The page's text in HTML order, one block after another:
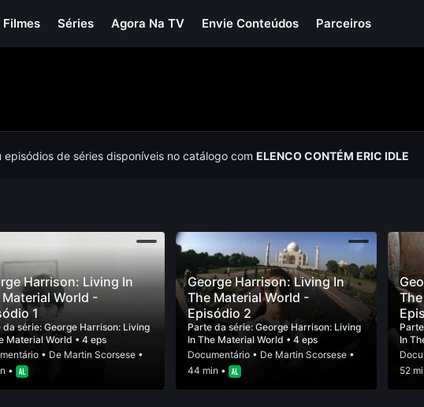
Filmes Séries Agora Na TV Envie Conteúdos Parceiros
episódios de séries disponíveis no catálogo comELENCO CONTÉM ERIC IDLE
Harrison: Living In
Material World -
1
da série:George Harrison: Living
Material World • 4 eps
• De Martin Scorsese•
•
George Harrison: Living In
The Material World -
Episódio 2
Parte da série:George Harrison: Living
In The Material World • 4 eps
Documentário • De Martin Scorsese •
44 min •
In
52